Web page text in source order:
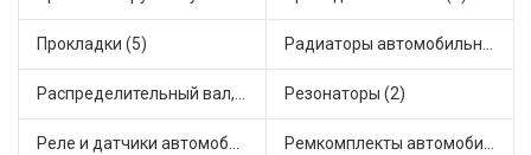
Прокладки (5) Радиаторы автомобильные (3)
Распределительный вал, шестерни распределительного (1) Резонаторы (2)
Реле и датчики автомобильные (10) Ремкомплекты автомобильные (4)